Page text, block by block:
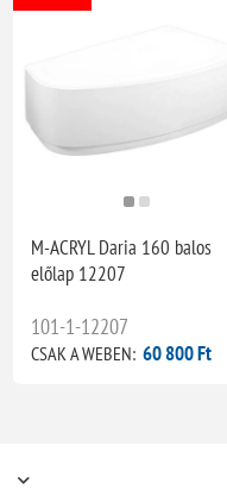
M-ACRYL Daria 160 balos
előlap 12207
101-1-12207
CSAK A WEBEN: 60 800 Ft